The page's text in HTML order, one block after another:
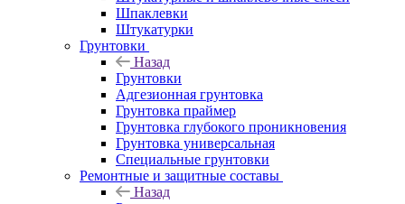
Шпаклевки
Штукатурки
Грунтовки
Назад
Грунтовки
Адгезионная грунтовка
Грунтовка праймер
Грунтовка глубокого проникновения
Грунтовка универсальная
Специальные грунтовки
Ремонтные и защитные составы
Назад